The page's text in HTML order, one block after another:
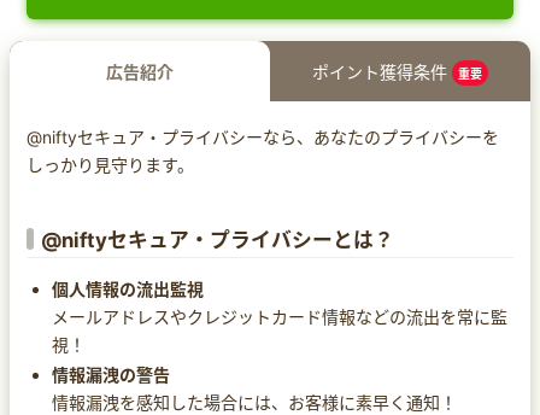
広告紹介 ポイント獲得条件 重要
@niftyセキュア・プライバシーなら、あなたのプライバシーを
しっかり見守ります。
@niftyセキュア・プライバシーとは？
個人情報の流出監視
メールアドレスやクレジットカード情報などの流出を常に監
視！
情報漏洩の警告
情報漏洩を感知した場合には、お客様に素早く通知！